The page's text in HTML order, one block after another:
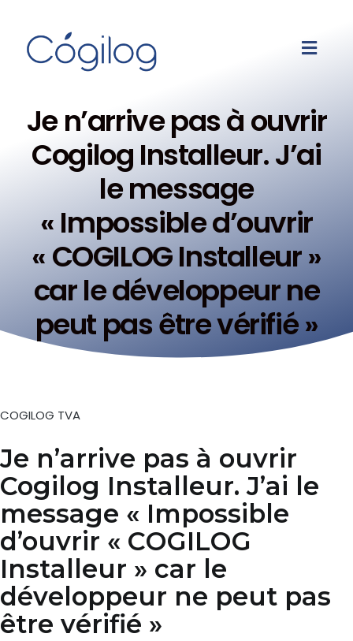
Je n’arrive pas à ouvrir
Cogilog Installeur. J’ai
le message
« Impossible d’ouvrir
« COGILOG Installeur »
car le développeur ne
peut pas être vérifié »
COGILOG TVA
Je n’arrive pas à ouvrir
Cogilog Installeur. J’ai le
message « Impossible
d’ouvrir « COGILOG
Installeur » car le
développeur ne peut pas
être vérifié »